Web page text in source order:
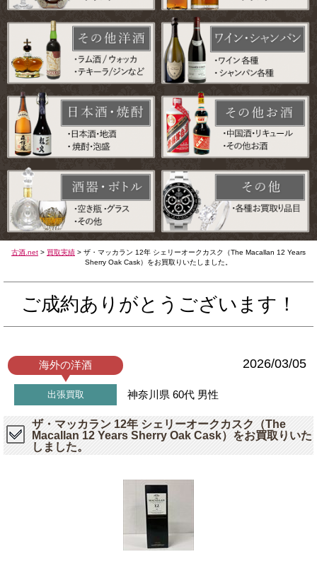
古酒.net > 買取実績 > ザ・マッカラン 12年 シェリーオークカスク（The Macallan 12 Years
Sherry Oak Cask）をお買取りいたしました。
ご成約ありがとうございます！
海外の洋酒 2026/03/05
出張買取 神奈川県 60代 男性
ザ・マッカラン 12年 シェリーオークカスク（The
Macallan 12 Years Sherry Oak Cask）をお買取りいた
しました。